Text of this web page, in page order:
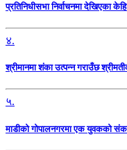
प्रतिनिधीसभा निर्वाचनमा देखिएका
४.
श्रीमानमा शंका उत्पन्न गराउँछ
५.
माडीको गोपालनगरमा एक युवकको